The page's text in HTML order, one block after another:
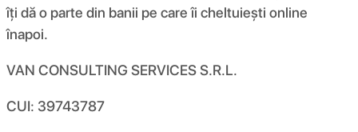
îți dă o parte din banii pe care îi cheltuiești online
înapoi.
VAN CONSULTING SERVICES S.R.L.
CUI: 39743787